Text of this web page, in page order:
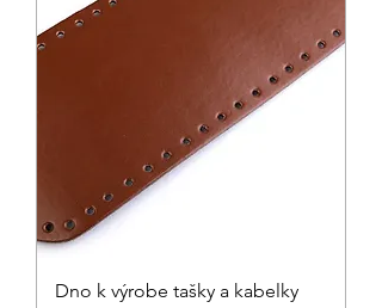
Dno k výrobe tašky a kabelky